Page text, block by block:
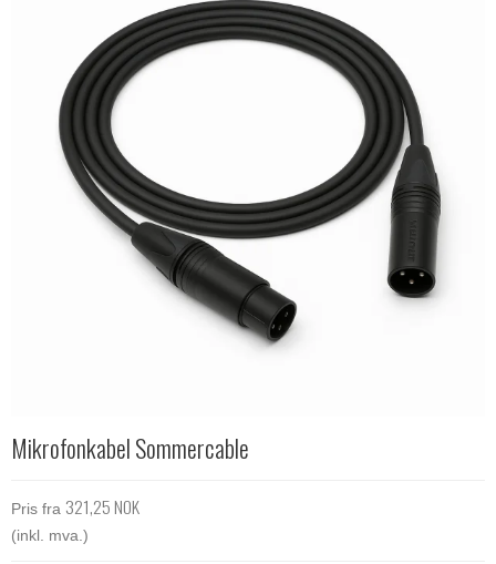
Mikrofonkabel Sommercable
Pris fra 321,25 NOK
(inkl. mva.)